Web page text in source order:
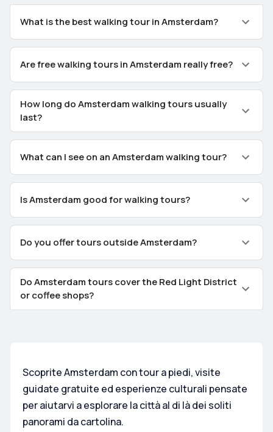
What is the best walking tour in Amsterdam?
Are free walking tours in Amsterdam really free?
How long do Amsterdam walking tours usually
last?
What can I see on an Amsterdam walking tour?
Is Amsterdam good for walking tours?
Do you offer tours outside Amsterdam?
Do Amsterdam tours cover the Red Light District
or coffee shops?
Scoprite Amsterdam con tour a piedi, visite
guidate gratuite ed esperienze culturali pensate
per aiutarvi a esplorare la città al di là dei soliti
panorami da cartolina.